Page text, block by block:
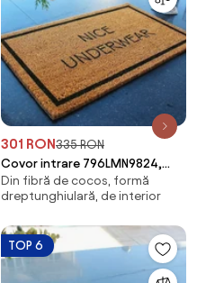
301 RON335 RON
Covor intrare 796LMN9824,
40x70 cm, forma
dreptunghiulara, fibre de co
Din fibră de cocos, formă
dreptunghiulară, de interior
TOP 6